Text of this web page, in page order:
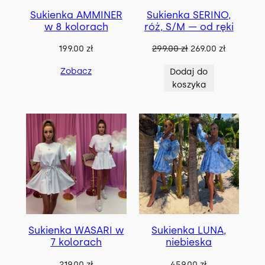
Sukienka AMMINER
w 8 kolorach
199.00zł
Zobacz
C
J
Sukienka SERINO,
róż, S/M — od ręki
299.00zł P
e
r
o
t
n
a
c
e
n
a
w
y
n
269.00 złA
l
n
a
c
e
n
a
w
y
n
Dodaj do
koszyka
Sukienka WASARI w
7 kolorach
Sukienka LUNA,
niebieska